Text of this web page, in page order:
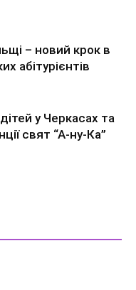
– новий крок в
абітурієнтів
у Черкасах та
свят “А-ну-Ка”